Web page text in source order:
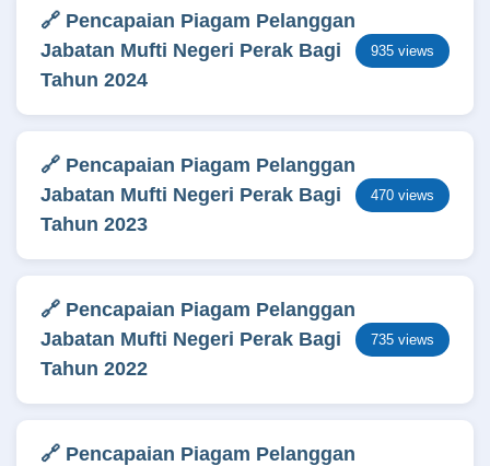
🔗 Pencapaian Piagam Pelanggan
Jabatan Mufti Negeri Perak Bagi
Tahun 2024
935 views
🔗 Pencapaian Piagam Pelanggan
Jabatan Mufti Negeri Perak Bagi
Tahun 2023
470 views
🔗 Pencapaian Piagam Pelanggan
Jabatan Mufti Negeri Perak Bagi
Tahun 2022
735 views
🔗 Pencapaian Piagam Pelanggan